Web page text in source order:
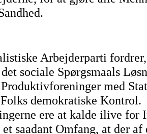
Arbejderparti
sociale Spørgsmaals
med
demokratiske Kontrol.
ere at kalde ilive for
saadant Omfang, at der af